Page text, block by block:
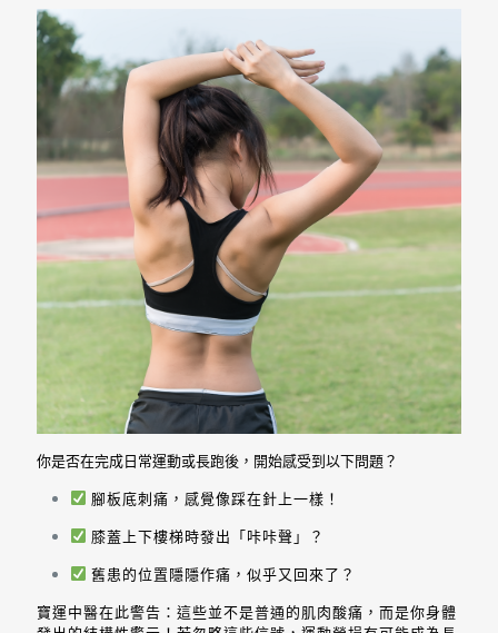
你是否在完成日常運動或長跑後，開始感受到以下問題？
腳板底刺痛，感覺像踩在針上一樣！
膝蓋上下樓梯時發出「咔咔聲」？
舊患的位置隱隱作痛，似乎又回來了？
寶運中醫在此警告：這些並不是普通的肌肉酸痛，而是你身體